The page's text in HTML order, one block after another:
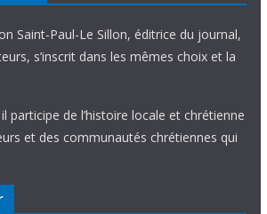
Saint-Paul-Le Sillon, éditrice du journal,
s’inscrit dans les mêmes choix et la
participe de l’histoire locale et chrétienne
et des communautés chrétiennes qui